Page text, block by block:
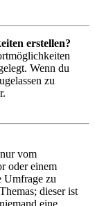
erstellen?
Wenn du
zu
vom
oder einem
Umfrage zu
dieser ist